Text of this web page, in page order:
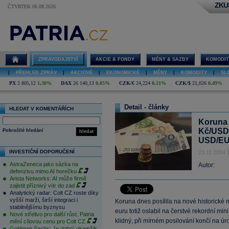
ČTVRTEK 06.08.2026
ZPRAVODAJSTVÍ AKCIE & FONDY MĚNY & SAZBY
PŘEHLED ZPRÁV AKCIOVÉ EKONOMICKÉ MĚNY KOMODITY
PX 2 805,12 1,30% DAX 26 140,13 0,05% CZK/€ 24,224 0,21% CZK/$ 21,026 0,49%
HLEDAT V KOMENTÁŘÍCH
hledat
Pokročilé hledání
INVESTIČNÍ DOPORUČENÍ
AstraZeneca jako sázka na
defenzivu mimo AI horečku
Arista Networks: AI může firmě
zajistit příznivý vítr do zad
Analytický radar: Colt CZ roste díky
vyšší marži, širší integraci i
stabilnějšímu byznysu
Nové střelivo pro další růst. Patria
mění cílovou cenu pro Colt CZ
Detail - články
Kč/
USD/
23.11.2004
Autor:
Koruna dnes posílila na nové historické
euru totiž oslabil na čerstvé rekordní
klidný, při mírném posilování končí na